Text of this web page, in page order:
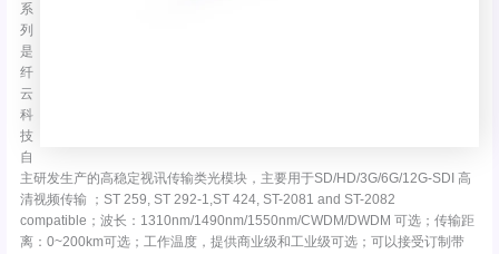
系
列
是
纤
云
科
技
自
主研发生产的高稳定视讯传输类光模块，主要用于SD/HD/3G/6G/12G-SDI 高
清视频传输 ；ST 259, ST 292-1,ST 424, ST-2081 and ST-2082
compatible；波长：1310nm/1490nm/1550nm/CWDM/DWDM 可选；传输距
离：0~200km可选；工作温度，提供商业级和工业级可选；可以接受订制带